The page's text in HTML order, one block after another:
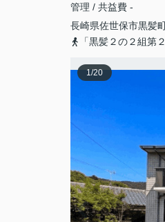
管理 / 共益費 -
長崎県佐世保市黒髪
「黒髪２の２組第
1/20